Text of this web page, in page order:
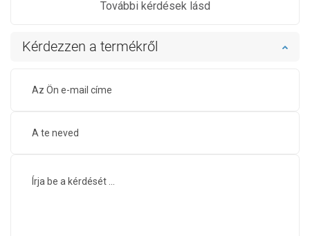
További kérdések lásd
Kérdezzen a termékről